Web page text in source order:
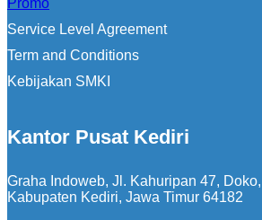
Promo
Service Level Agreement
Term and Conditions
Kebijakan SMKI
Kantor Pusat Kediri
Graha Indoweb, Jl. Kahuripan 47,
Kabupaten Kediri, Jawa Timur 64182